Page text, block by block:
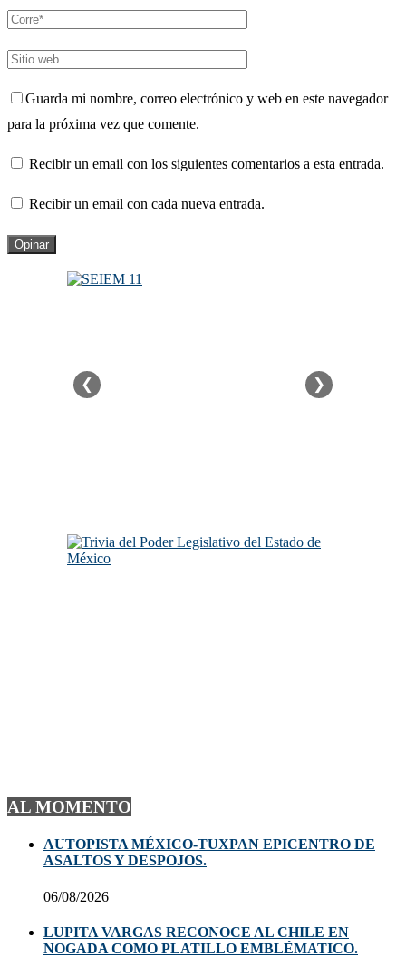
Guarda mi nombre, correo electrónico y web en este navegador
para la próxima vez que comente.
Recibir un email con los siguientes comentarios a esta entrada.
Recibir un email con cada nueva entrada.
❮ ❯
AL MOMENTO
AUTOPISTA MÉXICO-TUXPAN EPICENTRO DE
ASALTOS Y DESPOJOS.
06/08/2026
LUPITA VARGAS RECONOCE AL CHILE EN
NOGADA COMO PLATILLO EMBLÉMATICO.